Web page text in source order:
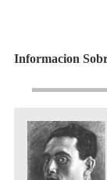
Informacion